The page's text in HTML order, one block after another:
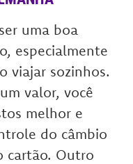
uma boa
especialmente
viajar sozinhos.
valor, você
melhor e
do câmbio
cartão. Outro